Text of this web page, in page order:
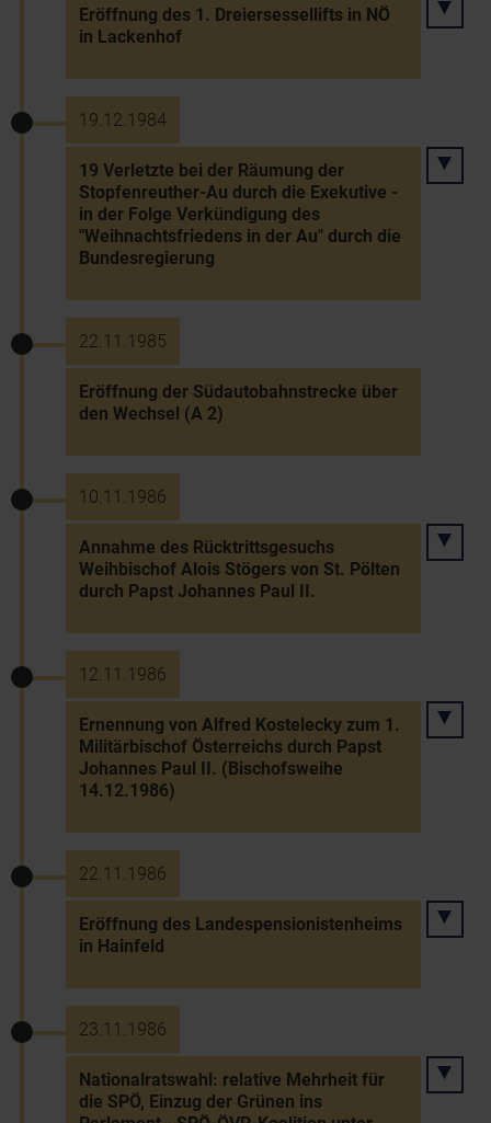
Eröffnung des 1. Dreiersessellifts in NÖ
in Lackenhof
19.12.1984
19 Verletzte bei der Räumung der
Stopfenreuther-Au durch die Exekutive -
in der Folge Verkündigung des
"Weihnachtsfriedens in der Au" durch die
Bundesregierung
22.11.1985
Eröffnung der Südautobahnstrecke über
den Wechsel (A 2)
10.11.1986
Annahme des Rücktrittsgesuchs
Weihbischof Alois Stögers von St. Pölten
durch Papst Johannes Paul II.
12.11.1986
Ernennung von Alfred Kostelecky zum 1.
Militärbischof Österreichs durch Papst
Johannes Paul II. (Bischofsweihe
14.12.1986)
22.11.1986
Eröffnung des Landespensionistenheims
in Hainfeld
23.11.1986
Nationalratswahl: relative Mehrheit für
die SPÖ, Einzug der Grünen ins